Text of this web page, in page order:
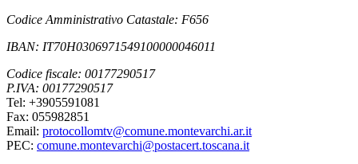
Codice Amministrativo Catastale: F656
IBAN: IT70H0306971549100000046011
Codice fiscale: 00177290517
P.IVA: 00177290517
Tel: +3905591081
Fax: 055982851
Email: protocollomtv@comune.montevarchi.ar.it
PEC: comune.montevarchi@postacert.toscana.it